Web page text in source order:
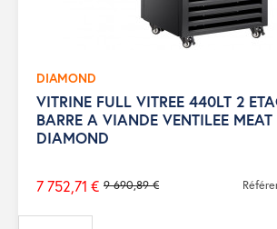
DIAMOND
VITRINE FULL VITREE 440LT 2
BARRE A VIANDE VENTILEE
DIAMOND
Prix
de
9 690,89 €
7 752,71 €